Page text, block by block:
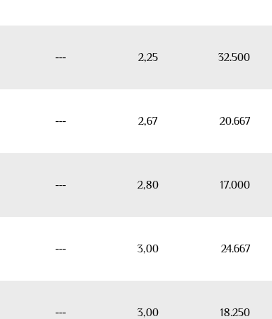
--- 2,25 32.500
--- 2,67 20.667
--- 2,80 17.000
--- 3,00 24.667
--- 3,00 18.250